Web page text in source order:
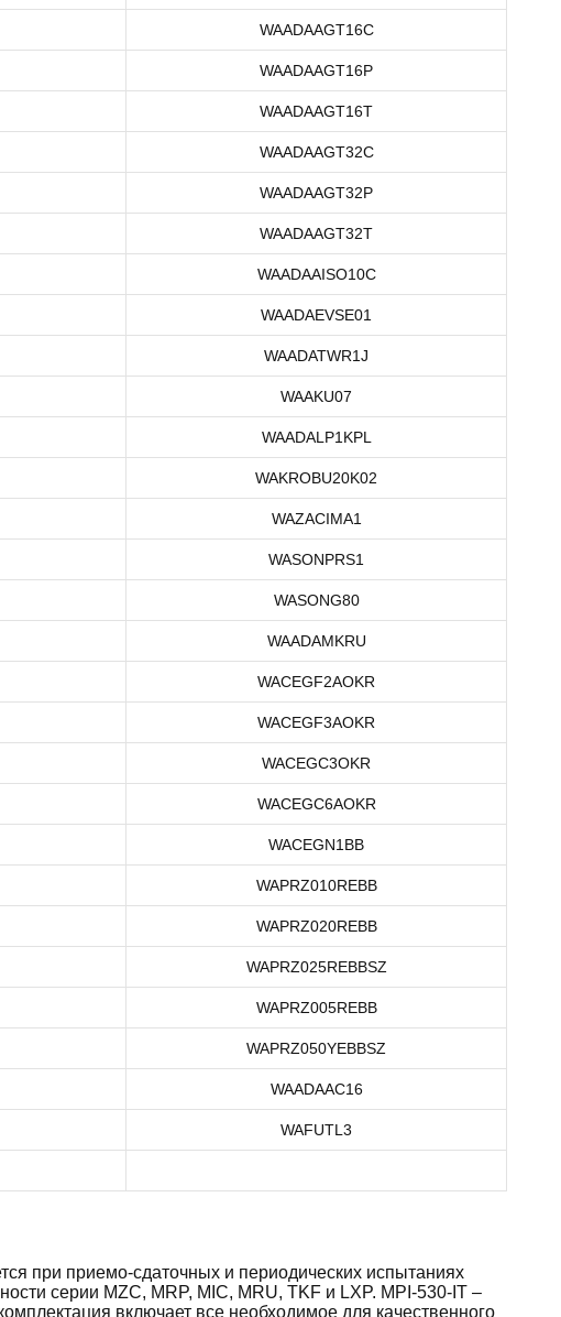
WAADAAGT16C
WAADAAGT16P
WAADAAGT16T
WAADAAGT32C
WAADAAGT32P
WAADAAGT32T
WAADAAISO10C
WAADAEVSE01
WAADATWR1J
WAAKU07
WAADALP1KPL
WAKROBU20K02
WAZACIMA1
WASONPRS1
WASONG80
WAADAMKRU
WACEGF2AOKR
WACEGF3AOKR
WACEGC3OKR
WACEGC6AOKR
WACEGN1BB
WAPRZ010REBB
WAPRZ020REBB
WAPRZ025REBBSZ
WAPRZ005REBB
WAPRZ050YEBBSZ
WAADAAC16
WAFUTL3
при приемо-сдаточных и периодических испытаниях
серии MZC, MRP, MIC, MRU, TKF и LXP. MPI-530-IT –
включает все необходимое для качественного